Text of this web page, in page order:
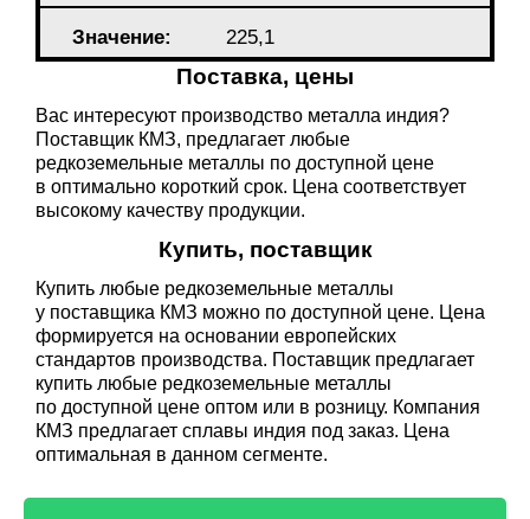
Значение: 225,1
Поставка, цены
Вас интересуют производство металла индия?
Поставщик КМЗ, предлагает любые
редкоземельные металлы по доступной цене
в оптимально короткий срок. Цена соответствует
высокому качеству продукции.
Купить, поставщик
Купить любые редкоземельные металлы
у поставщика КМЗ можно по доступной цене. Цена
формируется на основании европейских
стандартов производства. Поставщик предлагает
купить любые редкоземельные металлы
по доступной цене оптом или в розницу. Компания
КМЗ предлагает сплавы индия под заказ. Цена
оптимальная в данном сегменте.